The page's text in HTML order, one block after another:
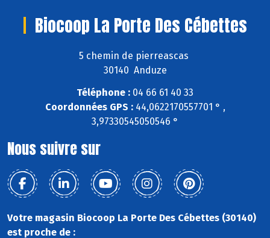
Biocoop La Porte Des Cébettes
5 chemin de pierreascas
30140 Anduze
Téléphone : 04 66 61 40 33
Coordonnées GPS :44,0622170557701 ° ,
3,97330545050546 °
Nous suivre sur
Votre magasin Biocoop La Porte Des Cébettes (30140)
est proche de :